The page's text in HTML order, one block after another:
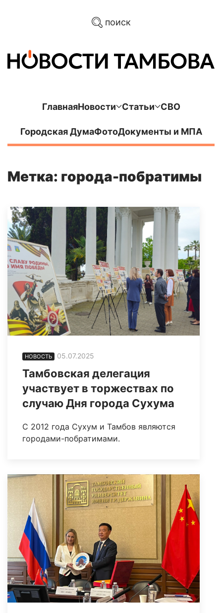
поиск
ГлавнаяНовости Статьи СВО
Городская ДумаФотоДокументы и МПА
Метка: города-побратимы
НОВОСТЬ 05.07.2025
Тамбовская делегация
участвует в торжествах по
случаю Дня города Сухума
С 2012 года Сухум и Тамбов являются
городами-побратимами.